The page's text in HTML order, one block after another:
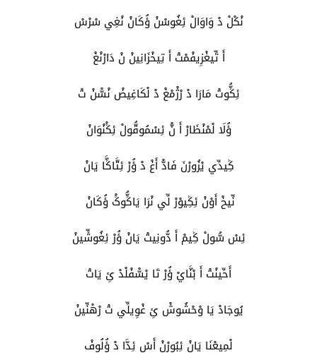
نْكْلْ دْ وَاوَالْ ئِغُوسْنْ ؤُكَانْ نْغِي سْرْسْ
أَ تِّيغْزِيفْمْتْ أَ تِيخْزَانِينْ نْ دَارْنْغْ
ئِݣُّوتْ مَارَا دْ رْژْمْغْ دْ لْكَاغِيضْ نْسّْنْ تْ
ؤُلَا لْمْنْظَارْ أَ نّْ ئِسْمُوقُّولْ ئِݣْنْوَانْ
ݣِيدِّي يْزُورْنَ فَادّْ أَغْ دْ ؤُرْ ئِتَّاݣَّا يَانْ
نِّيخْ أَوْنْ ئِݣِيوْرْ لِّي نْرَا يَاݣُّوݣْ ؤُكَانْ
ئِسْ سُّولْ ݣِيمْ أَ دُّونِيتْ يَانْ ؤُرْ ئِغُوشِّينْ
أَحِّينْتْ أَ بْنَّايْ ؤُرْ تَا يْسّْفْلْدْ ئِ يَاتْ
يُوجَادْ يَا وْحْشُوشْ ئِ غْوِيلِّي تْ رْهْنِّينْ
لْمِيعْنَا يَانْ ئِبُورْنْ أَسْ ئِدَّا دْ ؤُلُوفْ